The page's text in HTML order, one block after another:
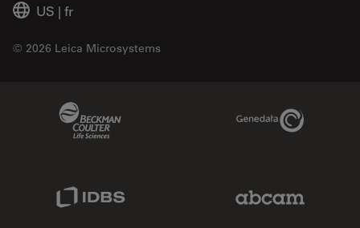
US | fr
© 2026 Leica Microsystems
Genedata Link